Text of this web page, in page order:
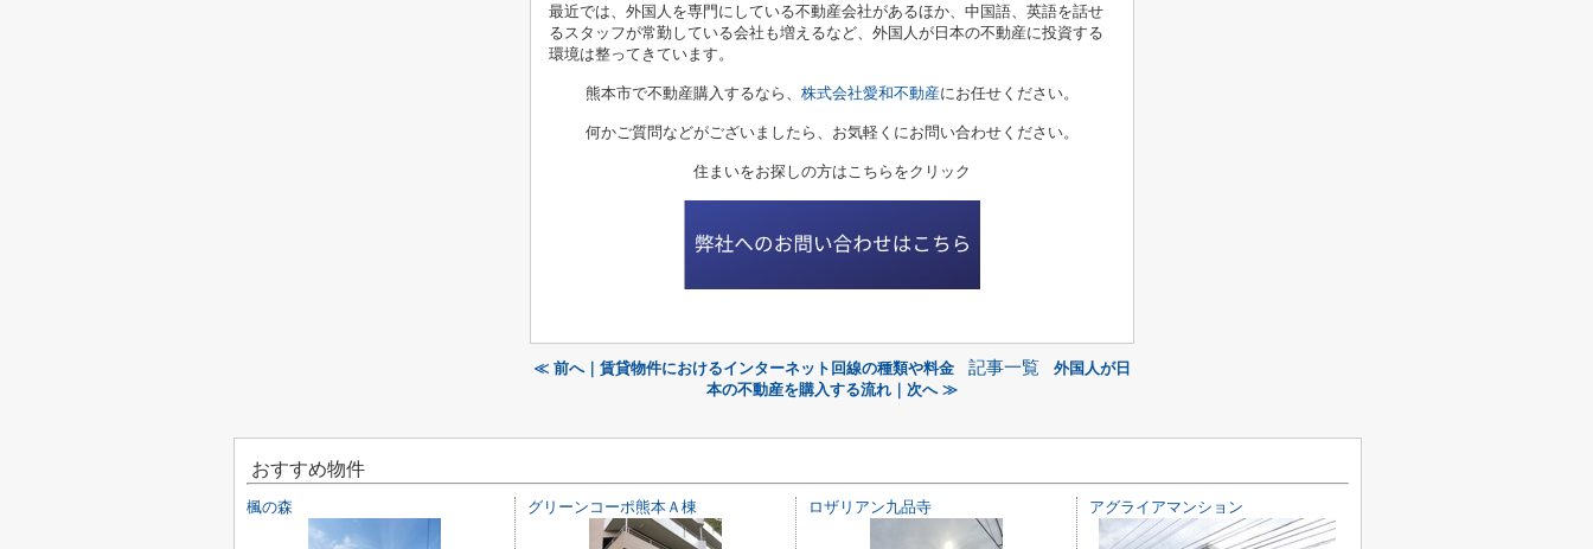
最近では、外国人を専門にしている不動産会社があるほか、中国語、英語を話せ
るスタッフが常勤している会社も増えるなど、外国人が日本の不動産に投資する
環境は整ってきています。
熊本市で不動産購入するなら、 株式会社愛和不動産にお任せください。
何かご質問などがございましたら、お気軽くにお問い合わせください。
住まいをお探しの方はこちらをクリック
≪ 前へ｜賃貸物件におけるインターネット回線の種類や料金 記事一覧
外国人が日
本の不動産を購入する流れ｜次へ ≫
おすすめ物件
楓の森 グリーンコーポ熊本Ａ棟 ロザリアン九品寺 アグライアマンション